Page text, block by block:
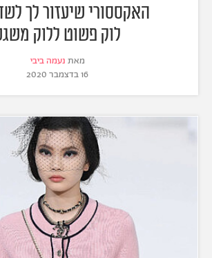
האקססורי שיעזור לך
לוק פשוט ללוק
מאת נעמה ביבי
16 בדצמבר 2020